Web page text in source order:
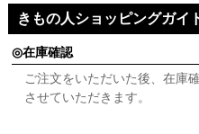
きもの人ショッピングガイ
在庫確認
ご注文をいただいた後、在庫
させていただきます。